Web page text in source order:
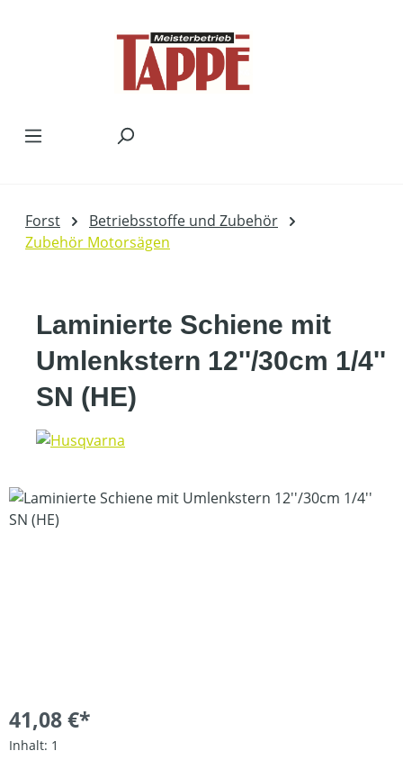
Forst
Betriebsstoffe und Zubehör
Zubehör Motorsägen
Laminierte Schiene mit
Umlenkstern 12''/30cm 1/4''
SN (HE)
Bildergalerie überspringen
41,08 €*
Inhalt: 1